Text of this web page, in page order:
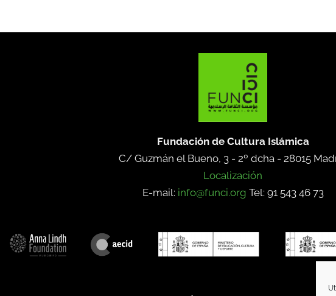
Fundación de Cultura Islámica
C/ Guzmán el Bueno, 3 - 2º dcha - 28015
Localización
E-mail: info@funci.org Tel: 91 543 46 73